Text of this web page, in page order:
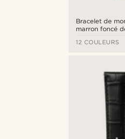
Bracelet de
marron foncé
12 COULEURS